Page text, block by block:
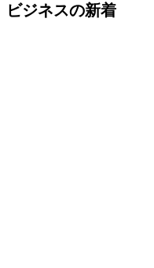
ビジネスの新着